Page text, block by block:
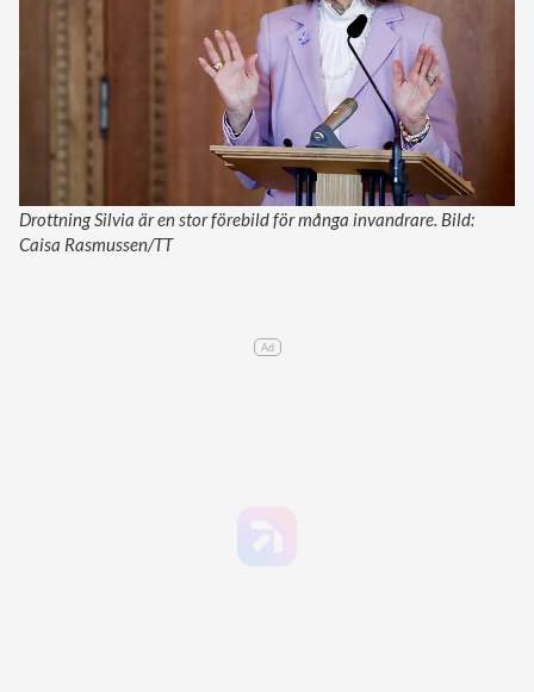
Drottning Silvia är en stor förebild för många invandrare. Bild:
Caisa Rasmussen/TT
Ad